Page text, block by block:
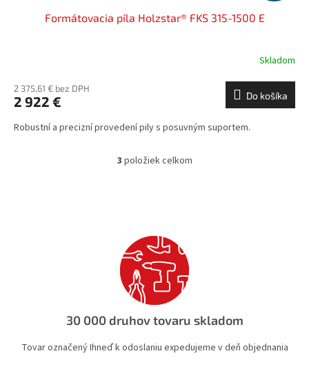
Formátovacia píla Holzstar® FKS 315-1500 E
Skladom
2 375,61 € bez DPH
2 922 € Do košíka
Robustní a precizní provedení pily s posuvným suportem.
O
c
i
e
p
r
v
k
v
3 položiek celkom
30 000 druhov tovaru skladom
Tovar označený Ihneď k odoslaniu expedujeme v deň objednania